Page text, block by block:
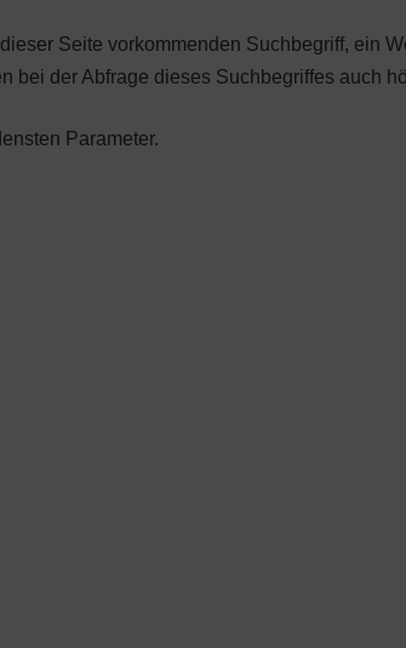
Seite vorkommenden Suchbegriff, ein
bei der Abfrage dieses Suchbegriffes auch
Parameter.